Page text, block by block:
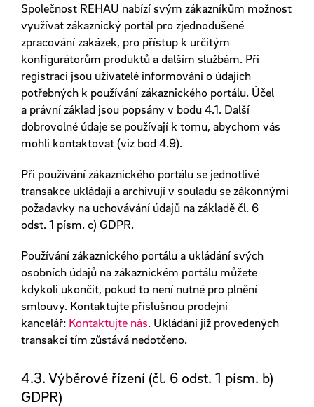
Společnost REHAU nabízí svým zákazníkům možnost
využívat zákaznický portál pro zjednodušené
zpracování zakázek, pro přístup k určitým
konfigurátorům produktů a dalším službám. Při
registraci jsou uživatelé informováni o údajích
potřebných k používání zákaznického portálu. Účel
a právní základ jsou popsány v bodu 4.1. Další
dobrovolné údaje se používají k tomu, abychom vás
mohli kontaktovat (viz bod 4.9).
Při používání zákaznického portálu se jednotlivé
transakce ukládají a archivují v souladu se zákonnými
požadavky na uchovávání údajů na základě čl. 6
odst. 1 písm. c) GDPR.
Používání zákaznického portálu a ukládání svých
osobních údajů na zákaznickém portálu můžete
kdykoli ukončit, pokud to není nutné pro plnění
smlouvy. Kontaktujte příslušnou prodejní
kancelář: Kontaktujte nás. Ukládání již provedených
transakcí tím zůstává nedotčeno.
4.3. Výběrové řízení (čl. 6 odst. 1 písm. b)
GDPR)